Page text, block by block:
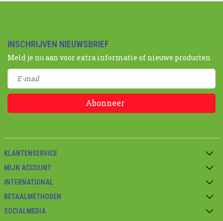
INSCHRIJVEN NIEUWSBRIEF
Meld je nu aan voor extra informatie of nieuwe producten
Abonneer
KLANTENSERVICE
MIJN ACCOUNT
INTERNATIONAL
BETAALMETHODEN
SOCIALMEDIA